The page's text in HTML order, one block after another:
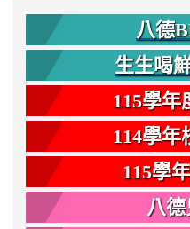
八德
生生喝
115學年
114學年
115學
八